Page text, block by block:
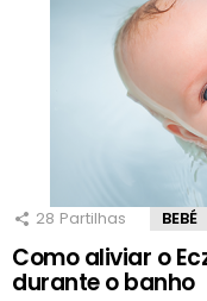
28 Partilhas BEBÉ
Como aliviar o
durante o banho